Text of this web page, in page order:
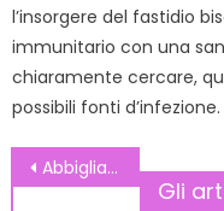
l’insorgere del fastidio
immunitario con una
chiaramente cercare,
possibili fonti
Abbigliamento: Occhielli per bottoni e vestiti
Gli